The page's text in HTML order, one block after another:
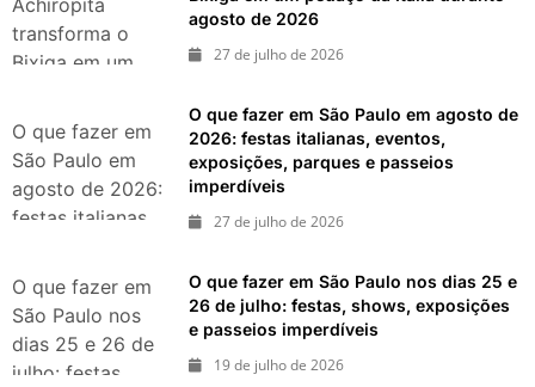
agosto de 2026
Achiropita
transforma o
Bixiga em um
durante agosto
de 2026
agosto de 2026
27 de julho de 2026
O que fazer em
São Paulo em
agosto de 2026:
festas italianas,
exposições,
parques e
passeios
imperdíveis
O que fazer em São Paulo em agosto de
2026: festas italianas, eventos,
exposições, parques e passeios
imperdíveis
27 de julho de 2026
O que fazer em
São Paulo nos
dias 25 e 26 de
julho: festas,
O que fazer em São Paulo nos dias 25 e
26 de julho: festas, shows, exposições
e passeios imperdíveis
19 de julho de 2026